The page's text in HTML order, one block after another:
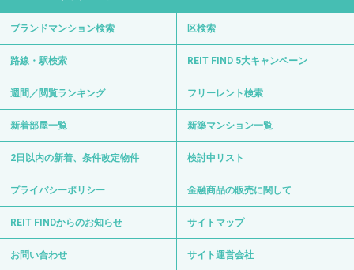
ブランドマンション検索 区検索
路線・駅検索 REIT FIND 5大キャンペーン
週間／閲覧ランキング フリーレント検索
新着部屋一覧 新築マンション一覧
2日以内の新着、条件改定物件 検討中リスト
プライバシーポリシー 金融商品の販売に関して
REIT FINDからのお知らせ サイトマップ
お問い合わせ サイト運営会社